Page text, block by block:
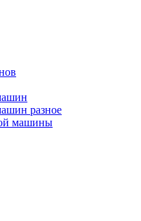
разное
машины